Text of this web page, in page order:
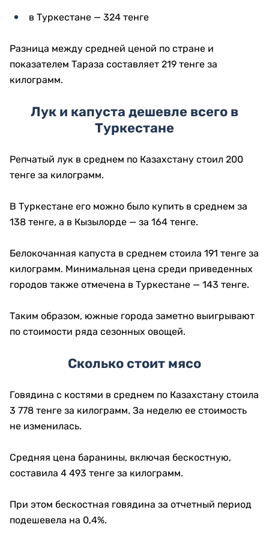
в Туркестане — 324 тенге
Разница между средней ценой по стране и
показателем Тараза составляет 219 тенге за
килограмм.
Лук и капуста дешевле всего в
Туркестане
Репчатый лук в среднем по Казахстану стоил 200
тенге за килограмм.
В Туркестане его можно было купить в среднем за
138 тенге, а в Кызылорде — за 164 тенге.
Белокочанная капуста в среднем стоила 191 тенге за
килограмм. Минимальная цена среди приведенных
городов также отмечена в Туркестане — 143 тенге.
Таким образом, южные города заметно выигрывают
по стоимости ряда сезонных овощей.
Сколько стоит мясо
Говядина с костями в среднем по Казахстану стоила
3 778 тенге за килограмм. За неделю ее стоимость
не изменилась.
Средняя цена баранины, включая бескостную,
составила 4 493 тенге за килограмм.
При этом бескостная говядина за отчетный период
подешевела на 0,4%.